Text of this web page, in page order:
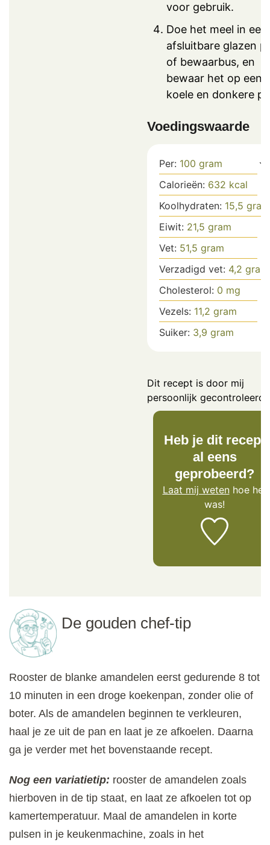
voor gebruik.
Doe het meel in een
afsluitbare glazen
of bewaarbus, en
bewaar het op een
koele en donkere
Voedingswaarde
Per: 100 gram
Calorieën: 632 kcal
Koolhydraten: 15,5 gram
Eiwit: 21,5 gram
Vet: 51,5 gram
Verzadigd vet: 4,2 gram
Cholesterol: 0 mg
Vezels: 11,2 gram
Suiker: 3,9 gram
Dit recept is door mij
persoonlijk gecontroleerd.
Heb je dit recept
al eens
geprobeerd?
Laat mij wetenhoe het
was!
De gouden chef-tip
Rooster de blanke amandelen eerst gedurende 8 tot
10 minuten in een droge koekenpan, zonder olie of
boter. Als de amandelen beginnen te verkleuren,
haal je ze uit de pan en laat je ze afkoelen. Daarna
ga je verder met het bovenstaande recept.
Nog een variatietip: rooster de amandelen zoals
hierboven in de tip staat, en laat ze afkoelen tot op
kamertemperatuur. Maal de amandelen in korte
pulsen in je keukenmachine, zoals in het